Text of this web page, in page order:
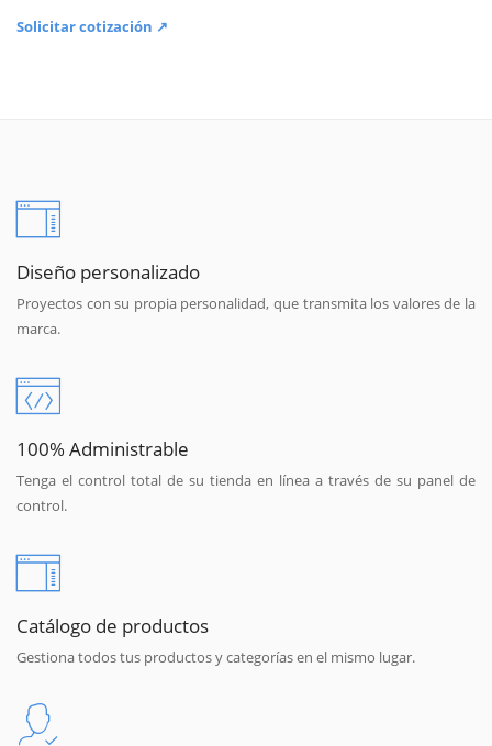
Solicitar cotización ↗
Diseño personalizado
Proyectos con su propia personalidad, que transmita los valores de la
marca.
100% Administrable
Tenga el control total de su tienda en línea a través de su panel de
control.
Catálogo de productos
Gestiona todos tus productos y categorías en el mismo lugar.